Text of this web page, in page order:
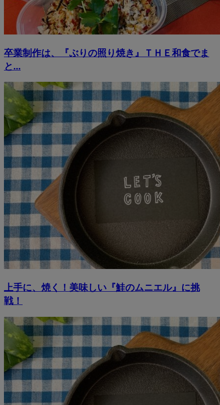
卒業制作は、『ぶりの照り焼き』ＴＨＥ和食でま
と...
上手に、焼く！美味しい『鮭のムニエル』に挑
戦！